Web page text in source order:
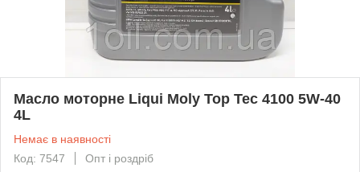
Масло моторне Liqui Moly Top Tec 4100 5W-40
4L
Немає в наявності
Код: 7547
Опт і роздріб